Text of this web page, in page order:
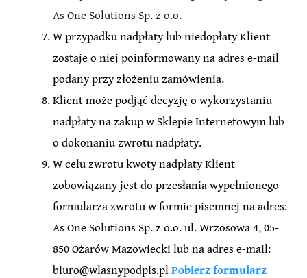
As One Solutions Sp. z o.o.
W przypadku nadpłaty lub niedopłaty Klient
zostaje o niej poinformowany na adres e-mail
podany przy złożeniu zamówienia.
Klient może podjąć decyzję o wykorzystaniu
nadpłaty na zakup w Sklepie Internetowym lub
o dokonaniu zwrotu nadpłaty.
W celu zwrotu kwoty nadpłaty Klient
zobowiązany jest do przesłania wypełnionego
formularza zwrotu w formie pisemnej na adres:
As One Solutions Sp. z o.o. ul. Wrzosowa 4, 05-
850 Ożarów Mazowiecki lub na adres e-mail:
biuro@wlasnypodpis.plPobierz formularz